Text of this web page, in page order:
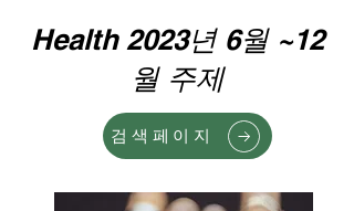
Health 2023년 6월 ~12
월 주제
검색페이지